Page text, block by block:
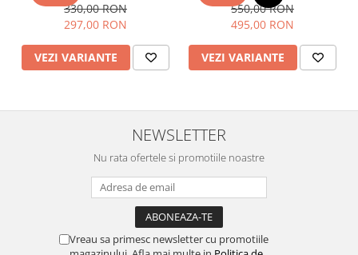
330,00 RON
297,00 RON
VEZI VARIANTE
550,00 RON
495,00 RON
VEZI VARIANTE
NEWSLETTER
Nu rata ofertele si promotiile noastre
Vreau sa primesc newsletter cu promotiile